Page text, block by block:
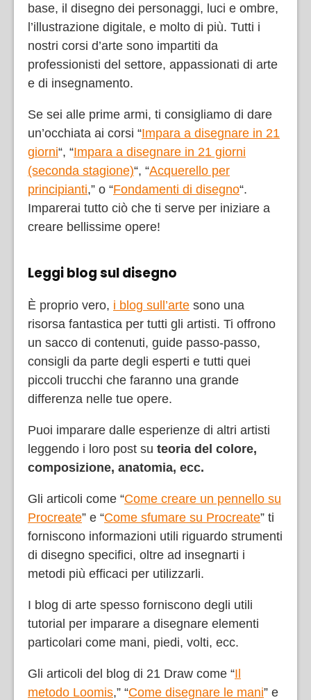
base, il disegno dei personaggi, luci e ombre,
l’illustrazione digitale, e molto di più. Tutti i
nostri corsi d’arte sono impartiti da
professionisti del settore, appassionati di arte
e di insegnamento.
Se sei alle prime armi, ti consigliamo di dare
un’occhiata ai corsi “Impara a disegnare in 21
giorni“, “Impara a disegnare in 21 giorni
(seconda stagione)“, “Acquerello per
principianti,” o “Fondamenti di disegno“.
Imparerai tutto ciò che ti serve per iniziare a
creare bellissime opere!
Leggi blog sul disegno
È proprio vero, i blog sull’arte sono una
risorsa fantastica per tutti gli artisti. Ti offrono
un sacco di contenuti, guide passo-passo,
consigli da parte degli esperti e tutti quei
piccoli trucchi che faranno una grande
differenza nelle tue opere.
Puoi imparare dalle esperienze di altri artisti
leggendo i loro post su teoria del colore,
composizione, anatomia, ecc.
Gli articoli come “Come creare un pennello su
Procreate” e “Come sfumare su Procreate” ti
forniscono informazioni utili riguardo strumenti
di disegno specifici, oltre ad insegnarti i
metodi più efficaci per utilizzarli.
I blog di arte spesso forniscono degli utili
tutorial per imparare a disegnare elementi
particolari come mani, piedi, volti, ecc.
Gli articoli del blog di 21 Draw come “Il
metodo Loomis,” “Come disegnare le mani” e